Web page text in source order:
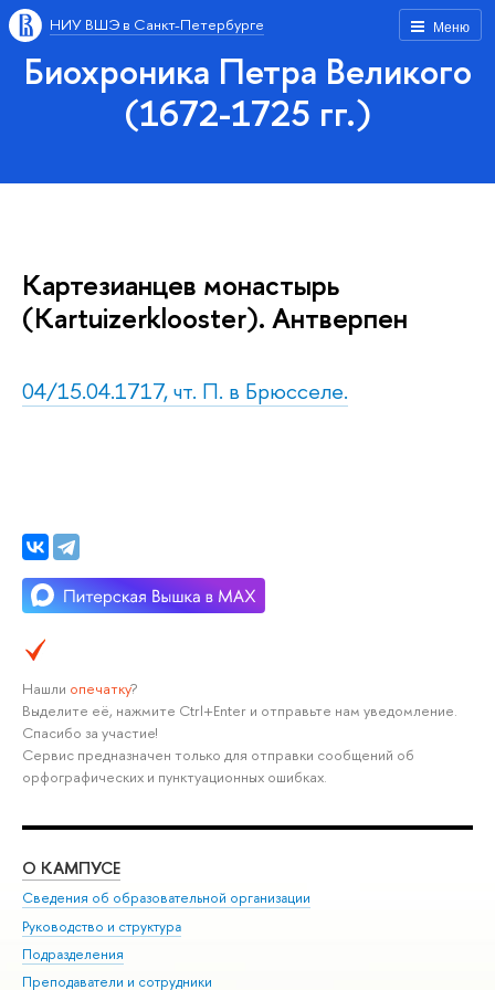
Меню
НИУ ВШЭ в Санкт-Петербурге
Биохроника Петра Великого
(1672-1725 гг.)
Картезианцев монастырь
(Kartuizerklooster). Антверпен
04/15.04.1717, чт. П. в Брюсселе.
Нашли опечатку?
Выделите её, нажмите Ctrl+Enter и отправьте нам уведомление.
Спасибо за участие!
Сервис предназначен только для отправки сообщений об
орфографических и пунктуационных ошибках.
О КАМПУСЕ
Сведения об образовательной организации
Руководство и структура
Подразделения
Преподаватели и сотрудники